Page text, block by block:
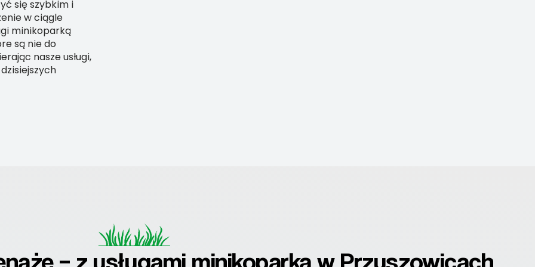
się szybkim i
w ciągle
minikoparką
są nie do
nasze usługi,
– z usługami minikoparką w Przyszowicach